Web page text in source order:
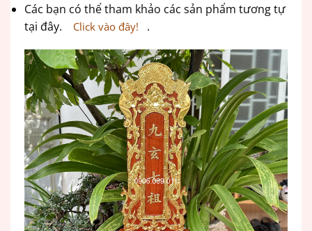
Các bạn có thể tham khảo các sản phẩm tương tự
tại đây.
Click vào đây! .